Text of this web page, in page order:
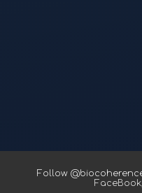
Follow
FaceBook,